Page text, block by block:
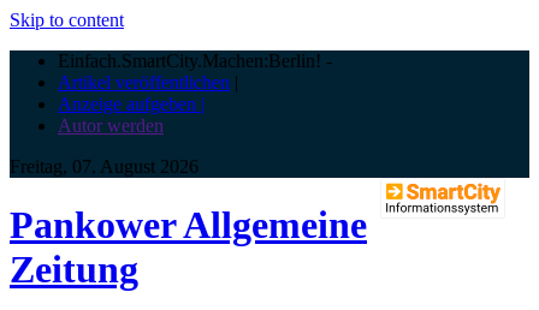
Skip to content
Einfach.SmartCity.Machen:Berlin! -
Artikel veröffentlichen |
Anzeige aufgeben |
Autor werden
Freitag, 07. August 2026
Pankower Allgemeine
Zeitung